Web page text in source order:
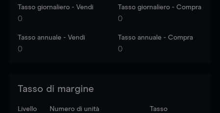
Tasso giornaliero - Vendi
0
Tasso giornaliero - Compra
0
Tasso annuale - Vendi
0
Tasso annuale - Compra
0
Tasso di margine
Livello Numero di unità Tasso